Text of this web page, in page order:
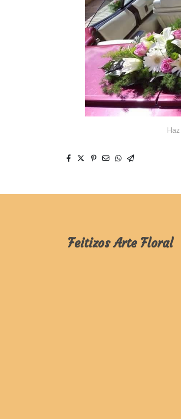
Haz
Feitizos Arte Floral